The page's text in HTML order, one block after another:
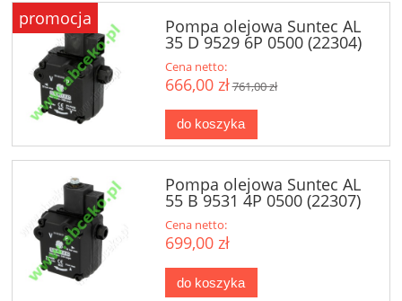
Pompa olejowa Suntec AL
35 D 9529 6P 0500 (22304)
Cena netto:
666,00 zł761,00 zł
do koszyka
promocja
Pompa olejowa Suntec AL
55 B 9531 4P 0500 (22307)
Cena netto:
699,00 zł
do koszyka